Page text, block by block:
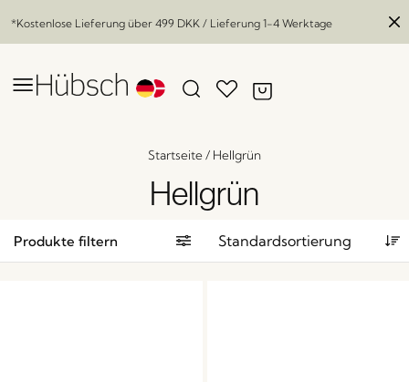
*Kostenlose Lieferung über 499 DKK / Lieferung 1-4 Werktage
Startseite/ Hellgrün
Hellgrün
Produkte filtern